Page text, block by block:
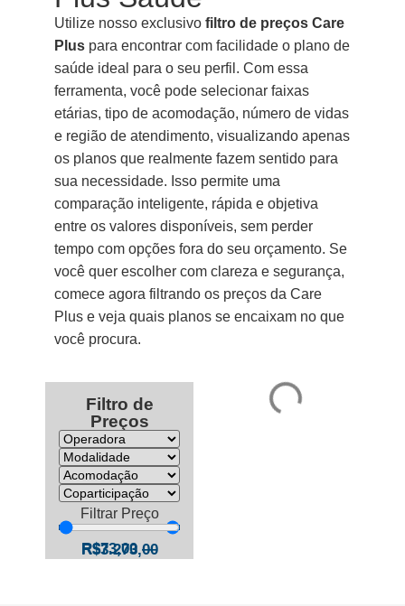
Utilize nosso exclusivo filtro de preços Care
Plus para encontrar com facilidade o plano de
saúde ideal para o seu perfil. Com essa
ferramenta, você pode selecionar faixas
etárias, tipo de acomodação, número de vidas
e região de atendimento, visualizando apenas
os planos que realmente fazem sentido para
sua necessidade. Isso permite uma
comparação inteligente, rápida e objetiva
entre os valores disponíveis, sem perder
tempo com opções fora do seu orçamento. Se
você quer escolher com clareza e segurança,
comece agora filtrando os preços da Care
Plus e veja quais planos se encaixam no que
você procura.
Filtro de
Preços
Filtrar Preço
R$73,00—
R$3.273,00